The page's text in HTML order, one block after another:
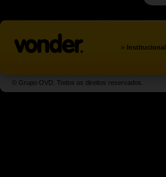
» Institucional
© Grupo OVD. Todos os direitos reservados.